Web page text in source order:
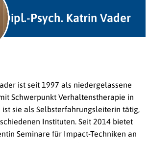
Dipl.-Psych. Katrin Vader
ist seit 1997 als niedergelassene
Schwerpunkt Verhaltenstherapie in
ist sie als Selbsterfahrungsleiterin tätig,
Instituten. Seit 2014 bietet
Seminare für Impact-Techniken an